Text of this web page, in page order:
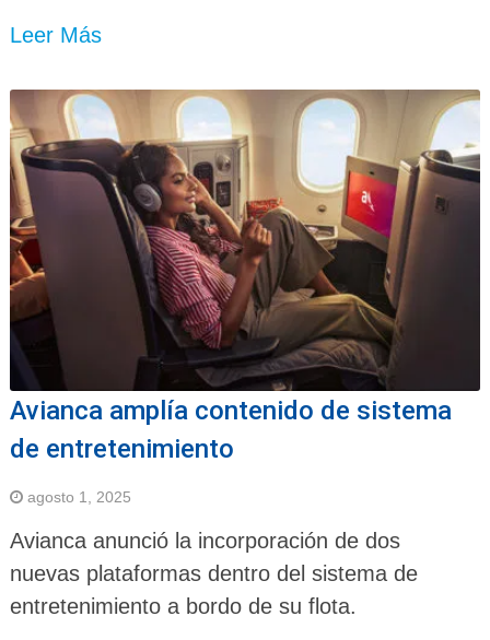
Leer Más
Avianca amplía contenido de sistema
de entretenimiento
agosto 1, 2025
Avianca anunció la incorporación de dos
nuevas plataformas dentro del sistema de
entretenimiento a bordo de su flota.